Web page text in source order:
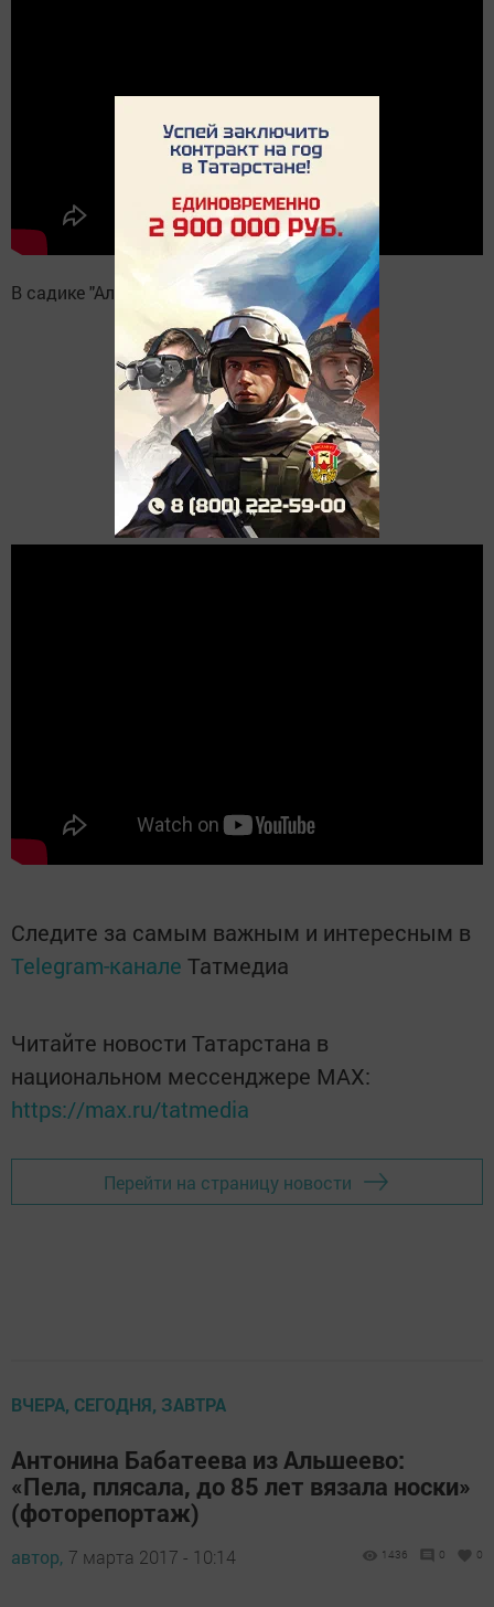
В садике "Аленушка":
Следите за самым важным и интересным в
Telegram-канале Татмедиа
Читайте новости Татарстана в
национальном мессенджере MАХ:
https://max.ru/tatmedia
Перейти на страницу новости
ВЧЕРА, СЕГОДНЯ, ЗАВТРА
Антонина Бабатеева из Альшеево:
«Пела, плясала, до 85 лет вязала носки»
(фоторепортаж)
автор, 7 марта 2017 - 10:14 1436 0 0